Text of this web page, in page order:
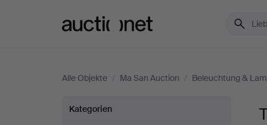
Alle Objekte / Ma San Auction / Beleuchtung &
Tischlampen
Kategorien